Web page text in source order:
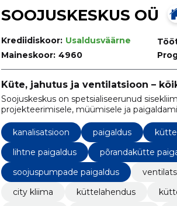
SOOJUSKESKUS OÜ
Krediidiskoor: Usaldusväärne
Maineskoor: 4960
Küte, jahutus ja ventilatsioon –
Soojuskeskus on spetsialiseerunud
projekteerimisele, müümisele ja
jahutus kui ka ventilatsiooni
kanalisatsioon
paigaldus
lihtne paigaldus
põrandakütte
soojuspumpade paigaldus
city kliima
küttelahendus